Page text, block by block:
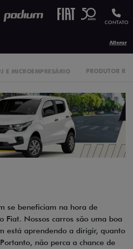
CONTATO
Alterar
E MICROEMPRESÁRIO PRODUTOR
se beneficiam na hora de
Fiat. Nossos carros são uma boa
está aprendendo a dirigir, quanto
não perca a chance de